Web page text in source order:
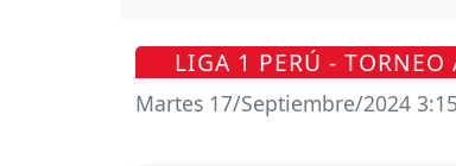
LIGA 1 PERÚ - TORNEO
Martes 17/Septiembre/2024